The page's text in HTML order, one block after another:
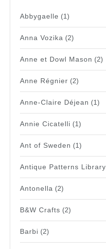
Abbygaelle (1)
Anna Vozika (2)
Anne et Dowl Mason (2)
Anne Régnier (2)
Anne-Claire Déjean (1)
Annie Cicatelli (1)
Ant of Sweden (1)
Antique Patterns Library
Antonella (2)
B&W Crafts (2)
Barbi (2)